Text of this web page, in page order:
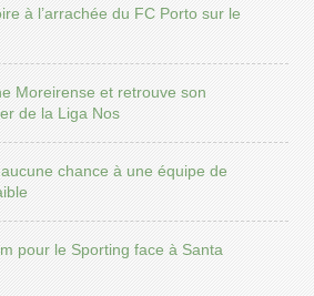
à l’arrachée du FC Porto sur le
Moreirense et retrouve son
de la Liga Nos
chance à une équipe de
pour le Sporting face à Santa